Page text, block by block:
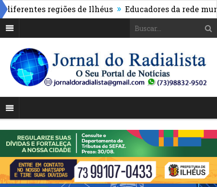
regiões de Ilhéus » Educadores da rede